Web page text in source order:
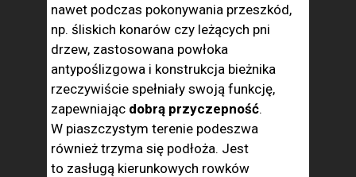
nawet podczas pokonywania przeszkód,
np. śliskich konarów czy leżących pni
drzew, zastosowana powłoka
antypoślizgowa i konstrukcja bieżnika
rzeczywiście spełniały swoją funkcję,
zapewniając dobrą przyczepność.
W piaszczystym terenie podeszwa
również trzyma się podłoża. Jest
to zasługą kierunkowych rowków